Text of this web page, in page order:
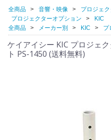
全商品 音響・映像
プロジェク
プロジェクターオプション
KIC
全商品
メーカー別 KIC プ
ケイアイシー KIC プロジェ
ト PS-1450 (送料無料)